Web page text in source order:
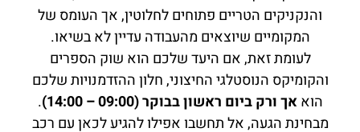
והנקניקים הטריים פתוחים לחלוטין, אך העומס של
המקומיים שיוצאים מהעבודה עדיין לא בשיאו.
לעומת זאת, אם היעד שלכם הוא שוק הספרים
והקומיקס הנוסטלגי החיצוני, חלון ההזדמנויות שלכם
הואאך ורק ביום ראשון בבוקר (09:00 – 14:00)
.
מבחינת הגעה, אל תחשבו אפילו להגיע לכאן עם רכב